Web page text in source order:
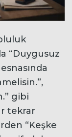
“Duygusuz
gibi
tekrar
“Keşke